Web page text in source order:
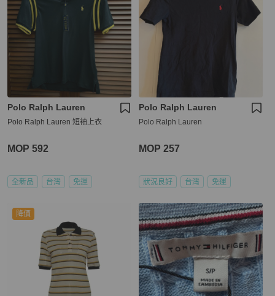
Polo Ralph Lauren
Polo Ralph Lauren 短袖上衣
MOP 592
全新品 台灣 免運
Polo Ralph Lauren
Polo Ralph Lauren
MOP 257
狀況良好 台灣 免運
降價